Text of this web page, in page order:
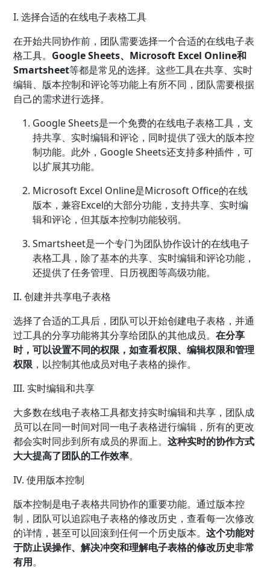
I. 选择合适的在线电子表格工具
在开始共同协作前，团队需要选择一个合适的在线电子表
格工具。 Google Sheets、Microsoft Excel Online和
Smartsheet等都是常见的选择。这些工具在共享、实时
编辑、版本控制和评论等功能上有所不同，团队需要根据
自己的需求进行选择。
Google Sheets是一个免费的在线电子表格工具，支
持共享、实时编辑和评论，同时提供了强大的版本控
制功能。此外，Google Sheets还支持多种插件，可
以扩展其功能。
Microsoft Excel Online是Microsoft Office的在线
版本，兼容Excel的大部分功能，支持共享、实时编
辑和评论，但其版本控制功能较弱。
Smartsheet是一个专门为团队协作设计的在线电子
表格工具，除了基本的共享、实时编辑和评论功能，
还提供了任务管理、日历视图等高级功能。
II. 创建并共享电子表格
选择了合适的工具后，团队可以开始创建电子表格，并通
过工具的分享功能将其分享给团队的其他成员。在分享
时，可以设置不同的权限，如查看权限、编辑权限和管理
权限 ，以控制其他成员对电子表格的操作。
III. 实时编辑和共享
大多数在线电子表格工具都支持实时编辑和共享，团队成
员可以在同一时间对同一电子表格进行编辑，所有的更改
都会实时同步到所有成员的界面上。这种实时的协作方式
大大提高了团队的工作效率。
IV. 使用版本控制
版本控制是电子表格共同协作的重要功能。通过版本控
制，团队可以追踪电子表格的修改历史，查看每一次修改
的详情，甚至可以回滚到任何一个历史版本。这个功能对
于防止误操作、解决冲突和理解电子表格的修改历史非常
有用。